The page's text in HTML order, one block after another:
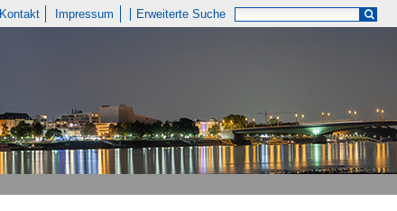
Kontakt Impressum Erweiterte Suche